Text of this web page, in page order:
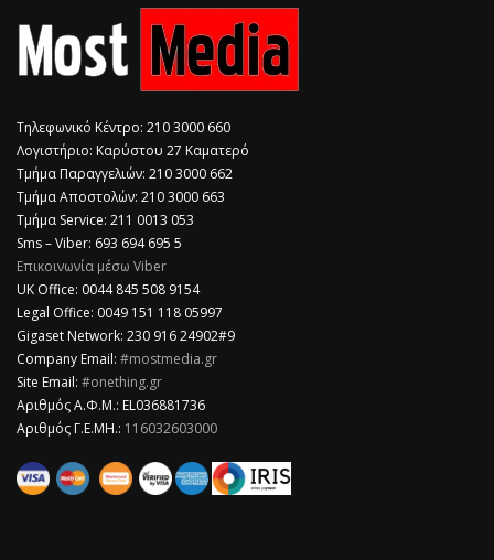
Τηλεφωνικό Κέντρο: 210 3000 660
Λογιστήριο: Καρύστου 27 Καματερό
Τμήμα Παραγγελιών: 210 3000 662
Τμήμα Αποστολών: 210 3000 663
Τμήμα Service: 211 0013 053
Sms – Viber: 693 694 695 5
Επικοινωνία μέσω Viber
​UK Office: 0044 845 508 9154
Legal Office: 0049 151 118 05997
Gigaset Network: 230 916 24902#9
Company Email: #mostmedia.gr
Site Email: #onething.gr
Αριθμός Α.Φ.Μ.: EL036881736
Αριθμός Γ.Ε.ΜΗ.: 116032603000